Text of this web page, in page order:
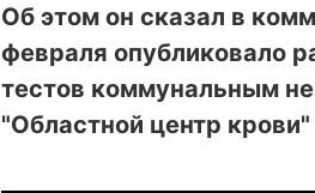
Об этом он сказал в
февраля опубликовало
тестов коммунальным
"Областной центр